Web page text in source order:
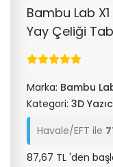
Bambu Lab X1
Yay Çeliği
Marka: Bambu
Kategori: 3D
Havale/EFT ile
87,67 TL 'den